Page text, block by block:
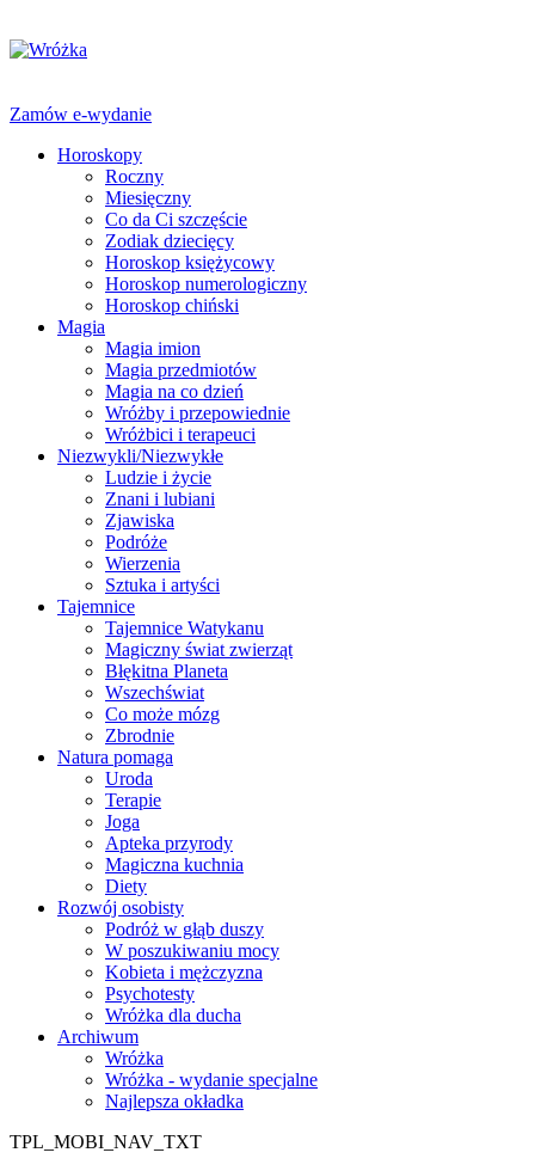
Zamów e-wydanie
Horoskopy
Roczny
Miesięczny
Co da Ci szczęście
Zodiak dziecięcy
Horoskop księżycowy
Horoskop numerologiczny
Horoskop chiński
Magia
Magia imion
Magia przedmiotów
Magia na co dzień
Wróżby i przepowiednie
Wróżbici i terapeuci
Niezwykli/Niezwykłe
Ludzie i życie
Znani i lubiani
Zjawiska
Podróże
Wierzenia
Sztuka i artyści
Tajemnice
Tajemnice Watykanu
Magiczny świat zwierząt
Błękitna Planeta
Wszechświat
Co może mózg
Zbrodnie
Natura pomaga
Uroda
Terapie
Joga
Apteka przyrody
Magiczna kuchnia
Diety
Rozwój osobisty
Podróż w głąb duszy
W poszukiwaniu mocy
Kobieta i mężczyzna
Psychotesty
Wróżka dla ducha
Archiwum
Wróżka
Wróżka - wydanie specjalne
Najlepsza okładka
TPL_MOBI_NAV_TXT